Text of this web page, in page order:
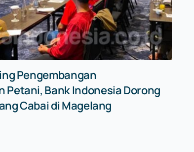
Pengembangan
Petani, Bank Indonesia Dorong
Cabai di Magelang